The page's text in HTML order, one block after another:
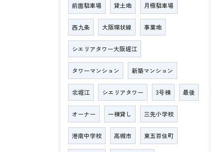
前面駐車場 貸土地 月極駐車場
西九条 大阪環状線 事業地
シエリアタワー大阪堀江
タワーマンション 新築マンション
北堀江 シエリアタワー 3号棟 最後
オーナー 一棟貸し 三先小学校
港南中学校 高槻市 東五百住町